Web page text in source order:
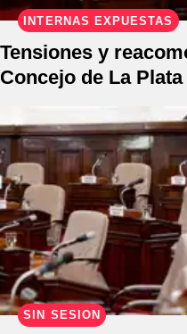
INTERNAS EXPUESTAS
Tensiones y
Concejo de La Plata
SIN SESIÓN